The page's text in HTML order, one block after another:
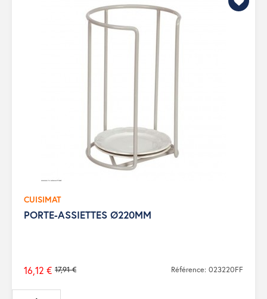
CUISIMAT
PORTE-ASSIETTES Ø220MM
Prix
de
17,91 €
16,12 € Référence: 023220FF